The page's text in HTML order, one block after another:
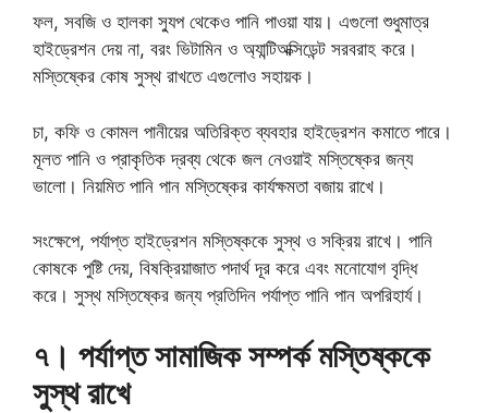
ফল, সবজি ও হালকা স্যুপ থেকেও পানি পাওয়া যায়। এগুলো শুধুমাত্র
হাইড্রেশন দেয় না, বরং ভিটামিন ও অ্যান্টিঅক্সিডেন্ট সরবরাহ করে।
মস্তিষ্কের কোষ সুস্থ রাখতে এগুলোও সহায়ক।
চা, কফি ও কোমল পানীয়ের অতিরিক্ত ব্যবহার হাইড্রেশন কমাতে পারে।
মূলত পানি ও প্রাকৃতিক দ্রব্য থেকে জল নেওয়াই মস্তিষ্কের জন্য
ভালো। নিয়মিত পানি পান মস্তিষ্কের কার্যক্ষমতা বজায় রাখে।
সংক্ষেপে, পর্যাপ্ত হাইড্রেশন মস্তিষ্ককে সুস্থ ও সক্রিয় রাখে। পানি
কোষকে পুষ্টি দেয়, বিষক্রিয়াজাত পদার্থ দূর করে এবং মনোযোগ বৃদ্ধি
করে। সুস্থ মস্তিষ্কের জন্য প্রতিদিন পর্যাপ্ত পানি পান অপরিহার্য।
৭। পর্যাপ্ত সামাজিক সম্পর্ক মস্তিষ্ককে
সুস্থ রাখে